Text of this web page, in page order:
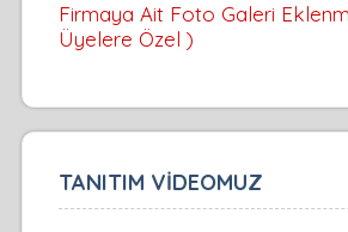
Firmaya Ait Foto Galeri
Üyelere Özel )
TANITIM VİDEOMUZ